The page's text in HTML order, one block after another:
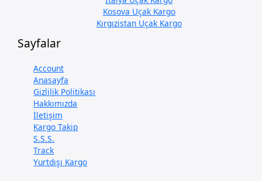
Kosova Uçak Kargo
Kırgızistan Uçak Kargo
Sayfalar
Account
Anasayfa
Gizlilik Politikası
Hakkımızda
İletişim
Kargo Takip
S.S.S.
Track
Yurtdışı Kargo